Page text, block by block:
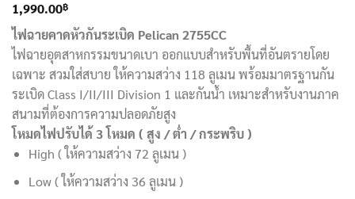
1,990.00฿
ไฟฉายคาดหัวกันระเบิด Pelican 2755CC
ไฟฉายอุตสาหกรรมขนาดเบา ออกแบบสำหรับพื้นที่อันตรายโดย
เฉพาะ สวมใส่สบาย ให้ความสว่าง 118 ลูเมน พร้อมมาตรฐานกัน
ระเบิด Class I/II/III Division 1 และกันน้ำ เหมาะสำหรับงานภาค
สนามที่ต้องการความปลอดภัยสูง
โหมดไฟปรับได้ 3 โหมด ( สูง / ต่ำ / กระพริบ )
High ( ให้ความสว่าง 72 ลูเมน )
Low ( ให้ความสว่าง 36 ลูเมน )